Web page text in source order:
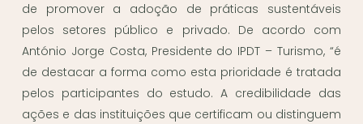
de promover a adoção de práticas sustentáveis
pelos setores público e privado. De acordo com
António Jorge Costa, Presidente do IPDT – Turismo, “é
de destacar a forma como esta prioridade é tratada
pelos participantes do estudo. A credibilidade das
ações e das instituições que certificam ou distinguem